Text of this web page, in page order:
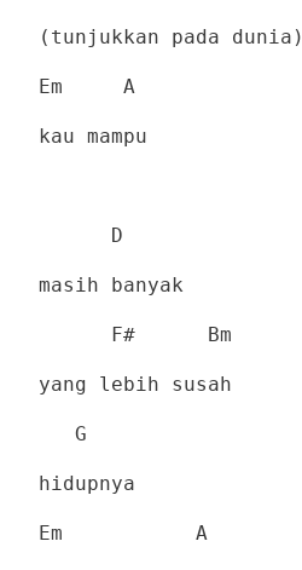
(tunjukkan pada dunia)
Em A
kau mampu
D
masih banyak
F# Bm
yang lebih susah
G
hidupnya
Em A